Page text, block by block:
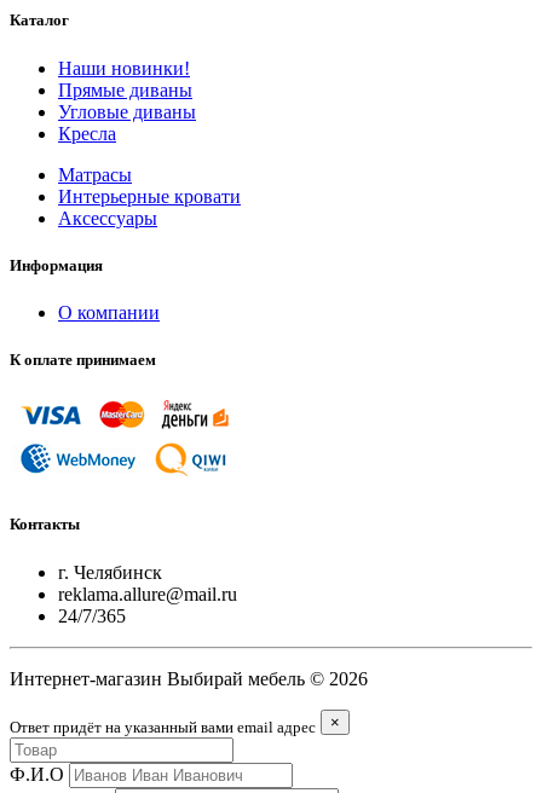
Каталог
Наши новинки!
Прямые диваны
Угловые диваны
Кресла
Матрасы
Интерьерные кровати
Аксессуары
Информация
О компании
К оплате принимаем
Контакты
г. Челябинск
reklama.allure@mail.ru
24/7/365
Интернет-магазин Выбирай мебель © 2026
Ответ придёт на указанный вами email адрес ×
Ф.И.О